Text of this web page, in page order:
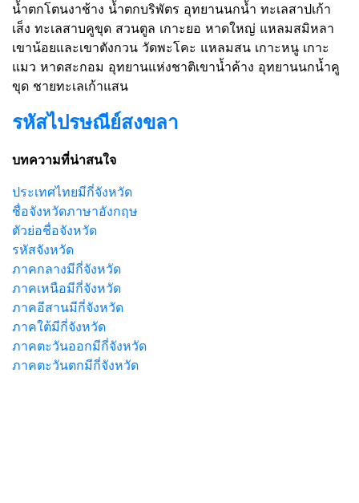
น้ำตกโตนงาช้าง น้ำตกบริพัตร อุทยานนกน้ำ ทะเลสาปเก้า
เส็ง ทะเลสาบคูขุด สวนตูล เกาะยอ หาดใหญ่ แหลมสมิหลา
เขาน้อยและเขาตังกวน วัดพะโคะ แหลมสน เกาะหนู เกาะ
แมว หาดสะกอม อุทยานแห่งชาติเขาน้ำค้าง อุทยานนกน้ำคู
ขุด ชายทะเลเก้าแสน
รหัสไปรษณีย์สงขลา
บทความที่น่าสนใจ
ประเทศไทยมีกี่จังหวัด
ชื่อจังหวัดภาษาอังกฤษ
ตัวย่อชื่อจังหวัด
รหัสจังหวัด
ภาคกลางมีกี่จังหวัด
ภาคเหนือมีกี่จังหวัด
ภาคอีสานมีกี่จังหวัด
ภาคใต้มีกี่จังหวัด
ภาคตะวันออกมีกี่จังหวัด
ภาคตะวันตกมีกี่จังหวัด